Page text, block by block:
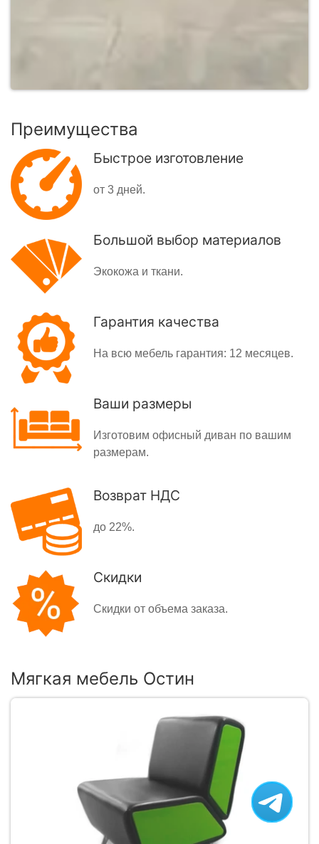
Преимущества
Быстрое изготовление
от 3 дней.
Большой выбор материалов
Экокожа и ткани.
Гарантия качества
На всю мебель гарантия: 12 месяцев.
Ваши размеры
Изготовим офисный диван по вашим
размерам.
Возврат НДС
до 22%.
Скидки
Скидки от объема заказа.
Мягкая мебель Остин